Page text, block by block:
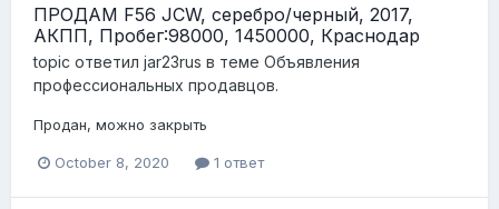
ПРОДАМ F56 JCW, серебро/черный, 2017,
АКПП, Пробег:98000, 1450000, Краснодар
topic ответил jar23rus в теме Объявления
профессиональных продавцов.
Продан, можно закрыть
October 8, 2020 1 ответ